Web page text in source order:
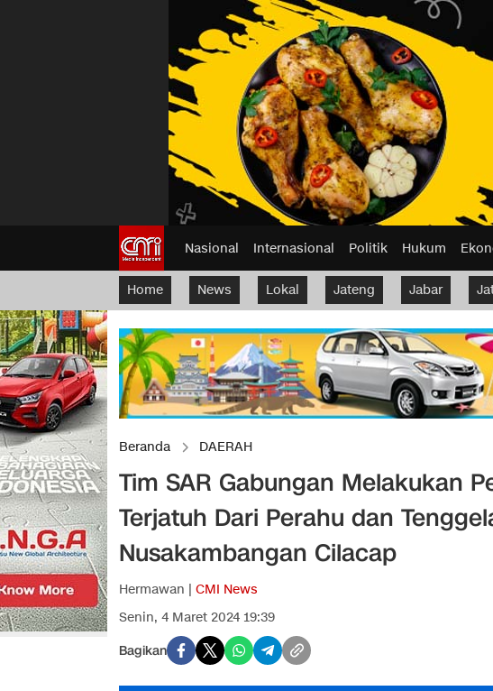
Nasional Internasional Politik Hukum
Home News Lokal Jateng Jabar
Beranda DAERAH
Tim SAR Gabungan Melakukan
Terjatuh Dari Perahu dan
Nusakambangan Cilacap
Hermawan | CMI News
Senin, 4 Maret 2024 19:39
Bagikan